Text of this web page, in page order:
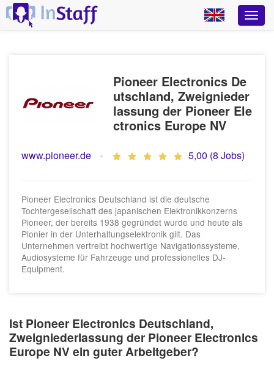
Pioneer Electronics De
utschland, Zweignieder
lassung der Pioneer Ele
ctronics Europe NV
www.pioneer.de 5,00 (8 Jobs)
Pioneer Electronics Deutschland ist die deutsche
Tochtergesellschaft des japanischen Elektronikkonzerns
Pioneer, der bereits 1938 gegründet wurde und heute als
Pionier in der Unterhaltungselektronik gilt. Das
Unternehmen vertreibt hochwertige Navigationssysteme,
Audiosysteme für Fahrzeuge und professionelles DJ-
Equipment.
Ist Pioneer Electronics Deutschland,
Zweigniederlassung der Pioneer Electronics
Europe NV ein guter Arbeitgeber?